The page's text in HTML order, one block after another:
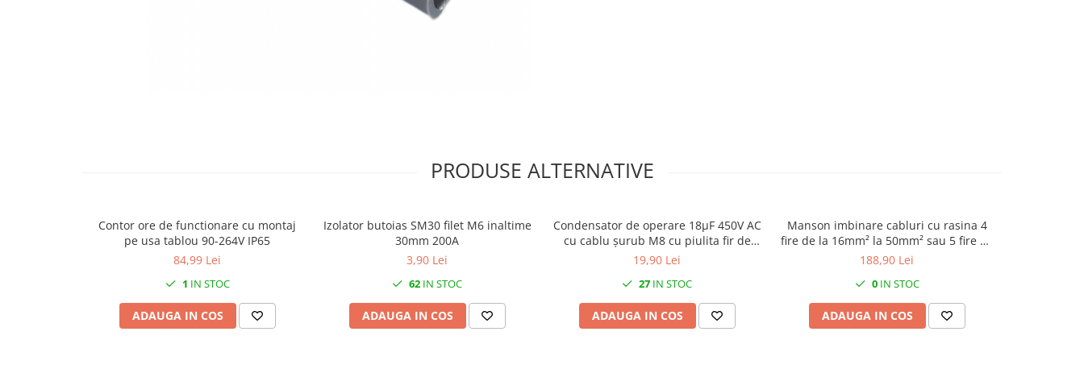
Prelungitoare pe tambur
PRODUSE ALTERNATIVE
Contor ore de functionare cu montaj
pe usa tablou 90-264V IP65
84,99 Lei
1 IN STOC
ADAUGA IN COS
Izolator butoias SM30 filet M6 inaltime
30mm 200A
3,90 Lei
62 IN STOC
ADAUGA IN COS
Condensator de operare 18μF 450V AC
cu cablu șurub M8 cu piulita fir de
20cm
19,90 Lei
27 IN STOC
ADAUGA IN COS
Manson imbinare cabluri cu rasina 4
fire de la 16mm²​​​​​​​ la 50mm²​​​​​​​ sau 5 fire de
la 16mm²​​​​​​​ la 35mm²​​​​​​​
188,90 Lei
0IN STOC
ADAUGA IN COS